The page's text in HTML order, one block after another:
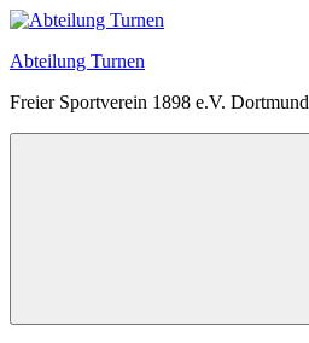
Zum
springen
Abteilung Turnen
Freier Sportverein 1898 e.V. Dortmund